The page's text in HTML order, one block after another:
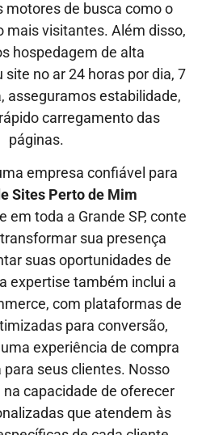
motores de busca como o
mais visitantes. Além disso,
hospedagem de alta
site no ar24 horas por dia, 7
asseguramos estabilidade,
carregamento das
páginas.
empresa confiável para
Sites Perto de Mim
e em toda a Grande SP, conte
sua presença
suas oportunidades de
expertise também inclui a
com plataformas de
para conversão,
experiência de compra
para seus clientes. Nosso
capacidade de oferecer
que atendem às